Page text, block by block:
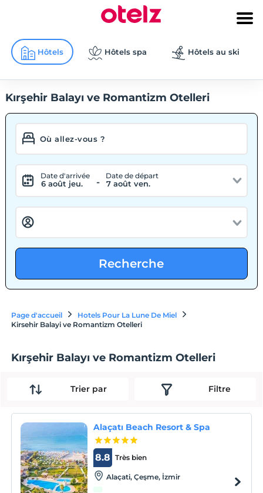
Hôtels Hôtels spa Hôtels au ski
Kırşehir Balayı ve Romantizm Otelleri
Date d'arrivée
6 août jeu. -
Date de départ
7 août ven.
Recherche
Page d'accueil
Hotels Pour La Lune De Miel
Kirsehir Balayi ve Romantizm Otelleri
Kırşehir Balayı ve Romantizm Otelleri
Trier par Filtre
Alaçatı Beach Resort & Spa
Très bien
8.8
Alaçati, Çeşme, İzmir